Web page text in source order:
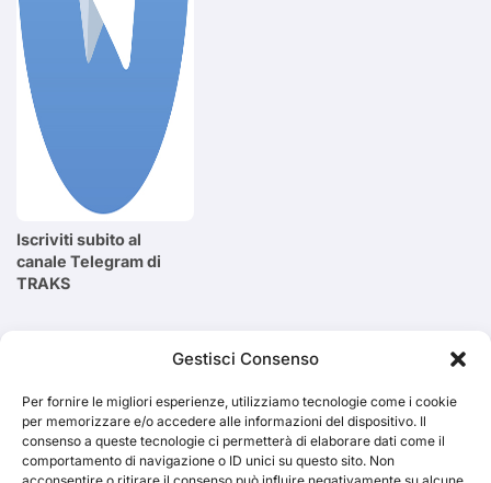
Gestisci Consenso
Per fornire le migliori esperienze, utilizziamo tecnologie come i cookie
per memorizzare e/o accedere alle informazioni del dispositivo. Il
consenso a queste tecnologie ci permetterà di elaborare dati come il
comportamento di navigazione o ID unici su questo sito. Non
Iscriviti subito al
canale Telegram di
TRAKS
Cerca